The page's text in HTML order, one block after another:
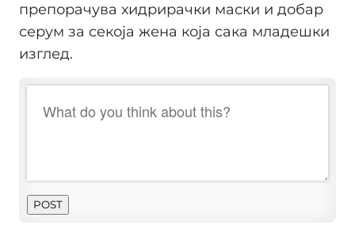
препорачува хидрирачки маски и добар
серум за секоја жена која сака младешки
изглед.
POST